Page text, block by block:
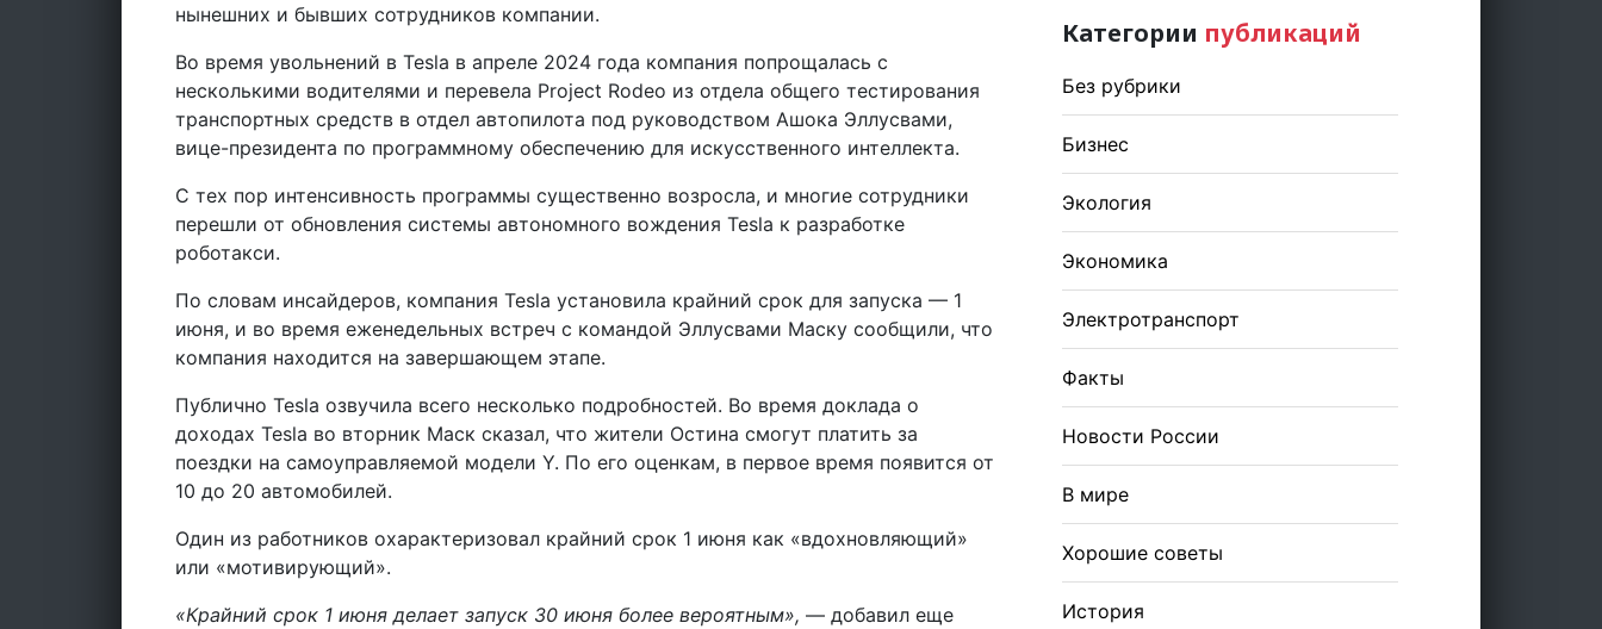
нынешних и бывших сотрудников компании.
Во время увольнений в Tesla в апреле 2024 года компания попрощалась с
несколькими водителями и перевела Project Rodeo из отдела общего тестирования
транспортных средств в отдел автопилота под руководством Ашока Эллусвами,
вице-президента по программному обеспечению для искусственного интеллекта.
С тех пор интенсивность программы существенно возросла, и многие сотрудники
перешли от обновления системы автономного вождения Tesla к разработке
роботакси.
По словам инсайдеров, компания Tesla установила крайний срок для запуска — 1
июня, и во время еженедельных встреч с командой Эллусвами Маску сообщили, что
компания находится на завершающем этапе.
Публично Tesla озвучила всего несколько подробностей. Во время доклада о
доходах Tesla во вторник Маск сказал, что жители Остина смогут платить за
поездки на самоуправляемой модели Y. По его оценкам, в первое время появится от
10 до 20 автомобилей.
Один из работников охарактеризовал крайний срок 1 июня как «вдохновляющий»
или «мотивирующий».
«Крайний срок 1 июня делает запуск 30 июня более вероятным», — добавил еще
Категории публикаций
Без рубрики
Бизнес
Экология
Экономика
Электротранспорт
Факты
Новости России
В мире
Хорошие советы
История